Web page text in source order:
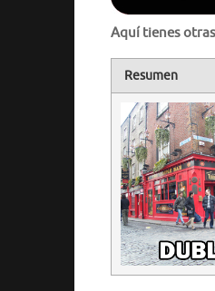
Aquí tienes
Resumen